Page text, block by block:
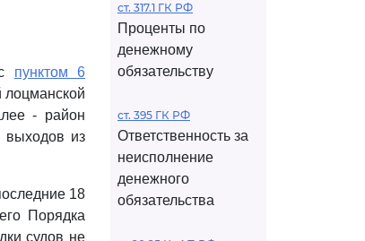
пунктом 6
лоцманской
- район
выходов из
18
Порядка
судов не
ст. 317.1 ГК РФ
Проценты по
денежному
обязательству
ст. 395 ГК РФ
Ответственность за
неисполнение
денежного
обязательства